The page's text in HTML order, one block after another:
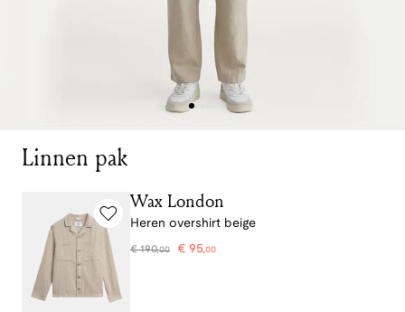
Linnen pak
Wax London
Heren overshirt beige
€190,00 € 95,00